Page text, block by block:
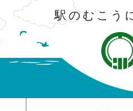
駅のむこう